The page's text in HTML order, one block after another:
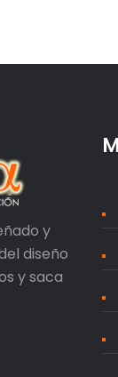
y
diseño
y saca